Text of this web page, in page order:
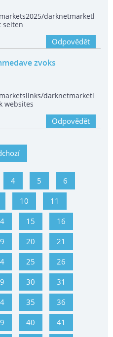
darknetmarketl
seiten
Odpovědět
zvoks
darknetmarketl
websites
Odpovědět
4 5 6
10 11
15 16
20 21
25 26
30 31
35 36
40 41